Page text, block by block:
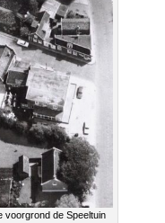
voorgrond de Speeltuin